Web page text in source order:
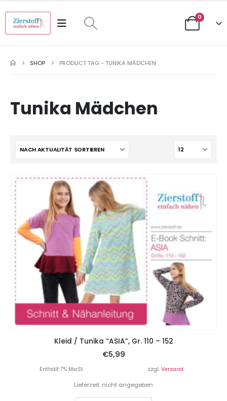
0
SHOP PRODUCT TAG -TUNIKA MÄDCHEN
Tunika Mädchen
Kleid / Tunika “ASIA”, Gr. 110 – 152
€5,99
Enthält 7% MwSt. zzgl. Versand
Lieferzeit: nicht angegeben